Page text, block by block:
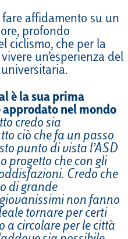
fare affidamento su un
profondo
ciclismo, che per la
un’esperienza del
è la sua prima
approdato nel mondo
credo sia
ciò che fa un passo
punto di vista l’ASD
progetto che con gli
Credo che
di grande
non fanno
tornare per certi
a circolare per le città